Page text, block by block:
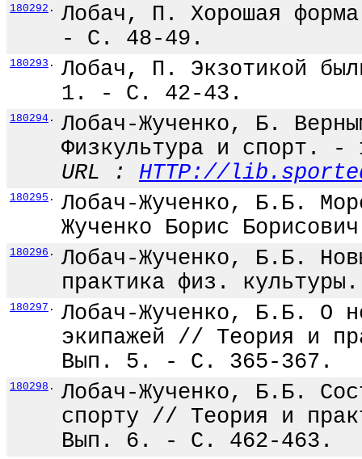
180292 .
Лобач, П. Хорошая
- С. 48-49.
180293 .
Лобач, П. Экзотикой
1. - С. 42-43.
180294 .
Лобач-Жученко, Б.
Физкультура и
URL : HTTP://
180295 .
Лобач-Жученко, Б.Б.
Жученко Борис
180296 .
Лобач-Жученко, Б.Б.
практика физ.
180297 .
Лобач-Жученко, Б.Б. О
экипажей // Теория и
Вып. 5. - С. 365-367.
180298 .
Лобач-Жученко, Б.Б.
спорту // Теория и
Вып. 6. - С. 462-463.